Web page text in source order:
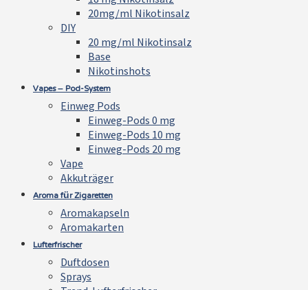
20mg/ml Nikotinsalz
DIY
20 mg/ml Nikotinsalz
Base
Nikotinshots
Vapes – Pod-System
Einweg Pods
Einweg-Pods 0 mg
Einweg-Pods 10 mg
Einweg-Pods 20 mg
Vape
Akkuträger
Aroma für Zigaretten
Aromakapseln
Aromakarten
Lufterfrischer
Duftdosen
Sprays